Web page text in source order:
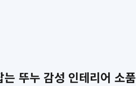
뚜누 감성 인테리어 소품